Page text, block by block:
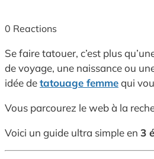
0 Reactions
Se faire tatouer, c’est plus
de voyage, une naissance ou
idée detatouage femmequi
Vous parcourez le web à la
Voici un guide ultra simple en 3